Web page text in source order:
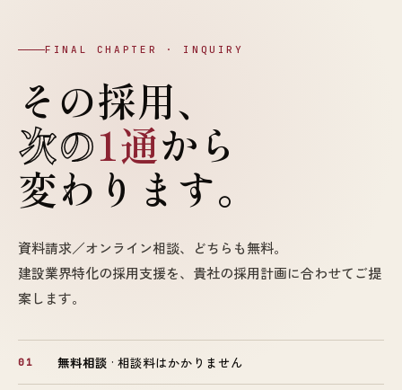
FINAL CHAPTER · INQUIRY
その採用、
次の1通から
変わります。
資料請求／オンライン相談、どちらも無料。
建設業界特化の採用支援を、貴社の採用計画に合わせてご提
案します。
01 無料相談 · 相談料はかかりません